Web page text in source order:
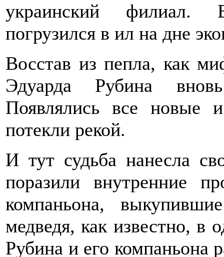
украинский филиал.
погрузился в ил на дне
Восстав из пепла, как
Эдуарда Рубина
Появлялись все новые
потекли рекой.
И тут судьба нанесла
поразили внутренние
компаньона,
медведя, как известно, в
Рубина и его компаньона